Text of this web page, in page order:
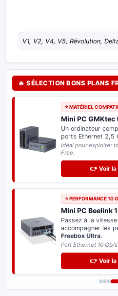
V1, V2, V4, V5, Révolution,
🔥 SÉLECTION BONS PLANS
⭐ MATÉRIEL
Mini PC GMKtec
Un ordinateur
ports Ethernet 2,5
Idéal pour exploiter
Free.
👉 Voir la
⭐ PERFORMANCE 10
Mini PC Beelink
Passez à la
accompagner les
Freebox Ultra.
Port Ethernet 10 Gb/
👉 Voir la